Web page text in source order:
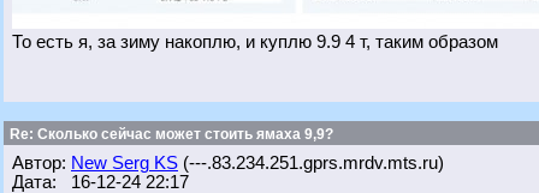
То есть я, за зиму накоплю, и куплю 9.9 4 т, таким образом
Re: Сколько сейчас может стоить ямаха 9,9?
Автор: New Serg KS (---.83.234.251.gprs.mrdv.mts.ru)
Дата: 16-12-24 22:17